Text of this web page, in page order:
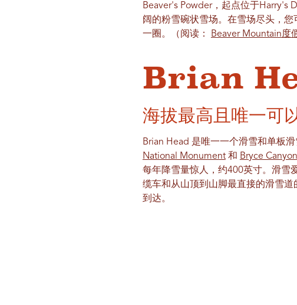
Beaver's Powder，起点位于Harry's
阔的粉雪碗状雪场。在雪场尽头，
一圈。（阅读：
Beaver Mountain度
Brian
海拔最高且唯一可
Brian Head 是唯一一个滑雪和单板
National Monument和 Bryce
每年降雪量惊人，约400英寸。滑雪
缆车和从山顶到山脚最直接的滑雪
到达。